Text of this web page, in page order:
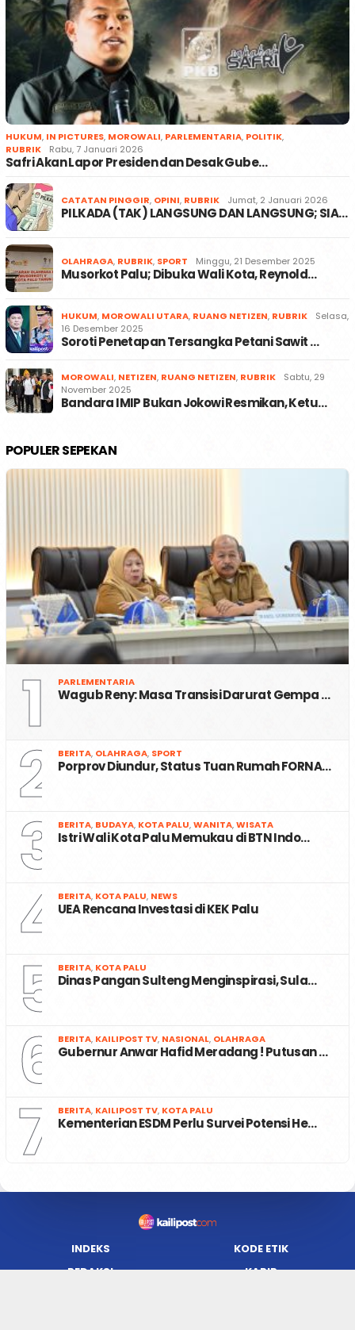
HUKUM, IN PICTURES, MOROWALI, PARLEMENTARIA, POLITIK,
RUBRIK
Rabu, 7 Januari 2026
Safri Akan Lapor Presiden dan Desak Gube…
CATATAN PINGGIR, OPINI, RUBRIK Jumat, 2 Januari 2026
PILKADA (TAK) LANGSUNG DAN LANGSUNG; SIA…
OLAHRAGA, RUBRIK, SPORT Minggu, 21 Desember 2025
Musorkot Palu; Dibuka Wali Kota, Reynold…
HUKUM, MOROWALI UTARA, RUANG NETIZEN, RUBRIK
Selasa,
16 Desember 2025
Soroti Penetapan Tersangka Petani Sawit …
MOROWALI, NETIZEN, RUANG NETIZEN, RUBRIK
Sabtu, 29
November 2025
Bandara IMIP Bukan Jokowi Resmikan, Ketu…
POPULER SEPEKAN
1 PARLEMENTARIA
Wagub Reny: Masa Transisi Darurat Gempa …
2 BERITA, OLAHRAGA, SPORT
Porprov Diundur, Status Tuan Rumah FORNA…
3 BERITA, BUDAYA, KOTA PALU,WANITA,WISATA
Istri Wali Kota Palu Memukau di BTN Indo…
4 BERITA, KOTA PALU, NEWS
UEA Rencana Investasi di KEK Palu
5 BERITA, KOTA PALU
Dinas Pangan Sulteng Menginspirasi, Sula…
6 BERITA, KAILIPOST TV, NASIONAL, OLAHRAGA
Gubernur Anwar Hafid Meradang ! Putusan …
7 BERITA, KAILIPOST TV, KOTA PALU
Kementerian ESDM Perlu Survei Potensi He…
INDEKS
KODE ETIK
REDAKSI
KARIR